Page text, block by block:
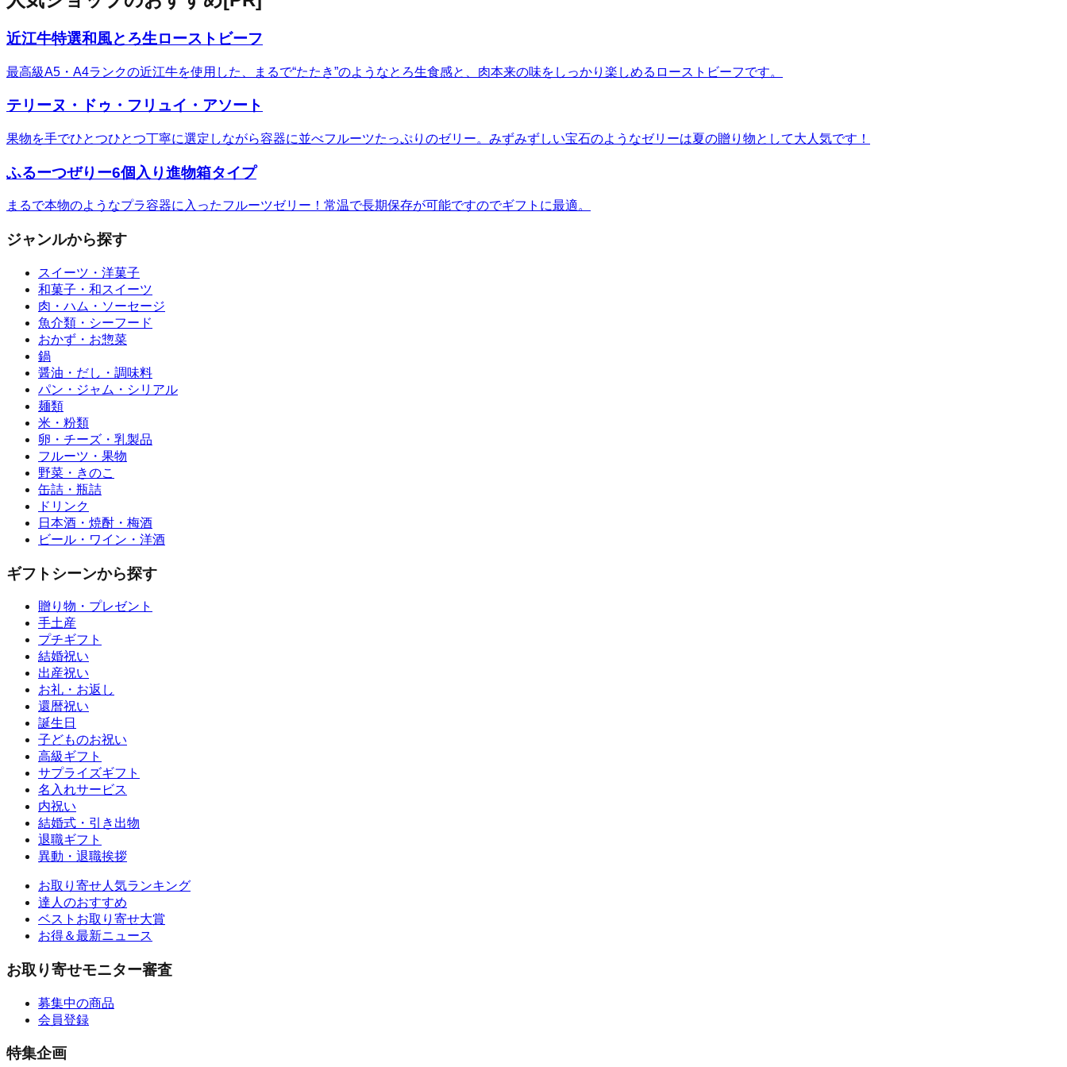
近江牛特選和風とろ生ローストビーフ
最高級A5・A4ランクの近江牛を使用した、まるで“たたき”のようなとろ生食感と、肉本来の味をしっかり楽しめるローストビーフです。
テリーヌ・ドゥ・フリュイ・アソート
果物を手でひとつひとつ丁寧に選定しながら容器に並べフルーツたっぷりのゼリー。みずみずしい宝石のようなゼリーは夏の贈り物として大人気です！
ふるーつぜりー6個入り進物箱タイプ
まるで本物のようなプラ容器に入ったフルーツゼリー！常温で長期保存が可能ですのでギフトに最適。
ジャンルから探す
スイーツ・洋菓子
和菓子・和スイーツ
肉・ハム・ソーセージ
魚介類・シーフード
おかず・お惣菜
鍋
醤油・だし・調味料
パン・ジャム・シリアル
麺類
米・粉類
卵・チーズ・乳製品
フルーツ・果物
野菜・きのこ
缶詰・瓶詰
ドリンク
日本酒・焼酎・梅酒
ビール・ワイン・洋酒
ギフトシーンから探す
贈り物・プレゼント
手土産
プチギフト
結婚祝い
出産祝い
お礼・お返し
還暦祝い
誕生日
子どものお祝い
高級ギフト
サプライズギフト
名入れサービス
内祝い
結婚式・引き出物
退職ギフト
異動・退職挨拶
お取り寄せ人気ランキング
達人のおすすめ
ベストお取り寄せ大賞
お得＆最新ニュース
お取り寄せモニター審査
募集中の商品
会員登録
特集企画